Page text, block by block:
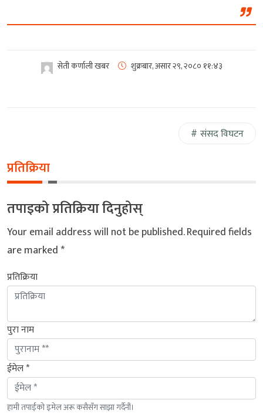
सेती कर्णाली खबर शुक्रबार, असार २९, २०८० ११:४३
संसद विघटन
प्रतिक्रिया
तपाइको प्रतिक्रिया दिनुहोस्
Your email address will not be published.Required fields
are marked*
प्रतिक्रिया
पुरा नाम
ईमेल *
हामी तपाईंको इमेल अरू कसैसँग साझा गर्दैनौं।